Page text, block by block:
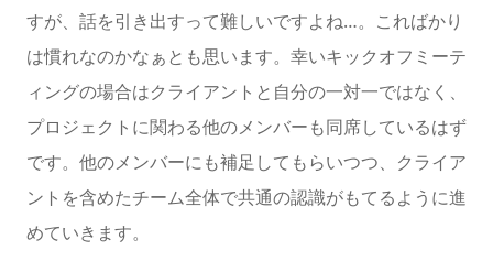
すが、話を引き出すって難しいですよね…。こればかり
は慣れなのかなぁとも思います。幸いキックオフミーテ
ィングの場合はクライアントと自分の一対一ではなく、
プロジェクトに関わる他のメンバーも同席しているはず
です。他のメンバーにも補足してもらいつつ、クライア
ントを含めたチーム全体で共通の認識がもてるように進
めていきます。